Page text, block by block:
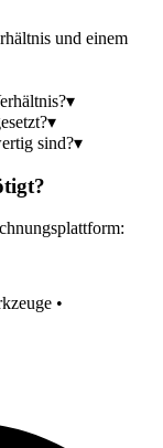
und einem
▾
▾
sind?▾
•